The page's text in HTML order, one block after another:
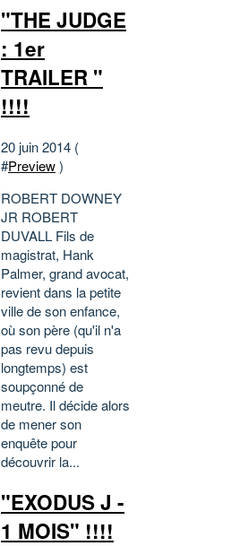
"THE JUDGE
: 1er
TRAILER "
!!!!
20 juin 2014 (
#Preview)
ROBERT DOWNEY
JR ROBERT
DUVALL Fils de
magistrat, Hank
Palmer, grand avocat,
revient dans la petite
ville de son enfance,
où son père (qu'il n'a
pas revu depuis
longtemps) est
soupçonné de
meutre. Il décide alors
de mener son
enquête pour
découvrir la...
"EXODUS J -
1 MOIS" !!!!